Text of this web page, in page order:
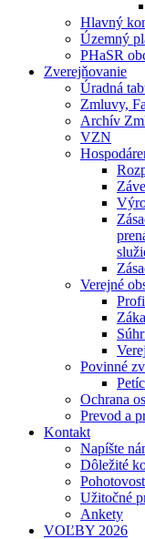
Hlavný
Územný
PHaSR
Zverejňovanie
Úradná
Zmluvy,
Archív
VZN
Verejné
Povinné
Ochrana
Prevod a
Kontakt
Napíšte
Dôležité
Užitočné
Ankety
VOĽBY 2026